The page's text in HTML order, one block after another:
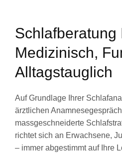
Schlafberatung
Medizinisch,
Alltagstauglich
Auf Grundlage Ihrer
ärztlichen
massgeschneiderte
richtet sich an Erwachsene,
– immer abgestimmt auf Ihre